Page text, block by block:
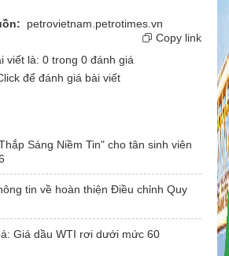
petrovietnam.petrotimes.vn
Copy link
viết là: 0 trong 0 đánh giá
để đánh giá bài viết
Sáng Niềm Tin" cho tân sinh viên
tin về hoàn thiện Điều chỉnh Quy
Giá dầu WTI rơi dưới mức 60